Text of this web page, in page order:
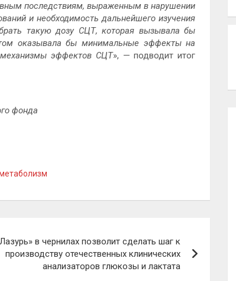
последствиям, выраженным в нарушении
и необходимость дальнейшего изучения
такую дозу СЦТ, которая вызывала бы
оказывала бы минимальные эффекты на
механизмы эффектов СЦТ», — подводит итог
фонда
в чернилах позволит сделать шаг к
производству отечественных клинических
анализаторов глюкозы и лактата